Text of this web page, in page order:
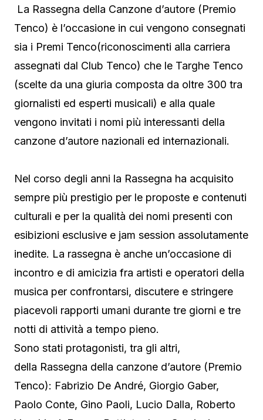
La Rassegna della Canzone d’autore (Premio
Tenco) è l’occasione in cui vengono consegnati
sia i Premi Tenco(riconoscimenti alla carriera
assegnati dal Club Tenco) che le Targhe Tenco
(scelte da una giuria composta da oltre 300 tra
giornalisti ed esperti musicali) e alla quale
vengono invitati i nomi più interessanti della
canzone d’autore nazionali ed internazionali.
Nel corso degli anni la Rassegna ha acquisito
sempre più prestigio per le proposte e contenuti
culturali e per la qualità dei nomi presenti con
esibizioni esclusive e jam session assolutamente
inedite. La rassegna è anche un’occasione di
incontro e di amicizia fra artisti e operatori della
musica per confrontarsi, discutere e stringere
piacevoli rapporti umani durante tre giorni e tre
notti di attività a tempo pieno.
Sono stati protagonisti, tra gli altri,
della Rassegna della canzone d’autore (Premio
Tenco): Fabrizio De André, Giorgio Gaber,
Paolo Conte, Gino Paoli, Lucio Dalla, Roberto